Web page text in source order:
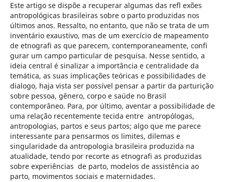
Este artigo se dispõe a recuperar algumas das refl exões
antropológicas brasileiras sobre o parto produzidas nos
últimos anos. Ressalto, no entanto, que não se trata de um
inventário exaustivo, mas de um exercício de mapeamento
de etnografi as que parecem, contemporaneamente, confi
gurar um campo particular de pesquisa. Nesse sentido, a
ideia central é sinalizar a importância e centralidade da
temática, as suas implicações teóricas e possibilidades de
dialogo, haja vista ser possível pensar a partir da parturição
sobre pessoa, gênero, corpo e saúde no Brasil
contemporâneo. Para, por último, aventar a possibilidade de
uma relação recentemente tecida entre antropólogas,
antropologias, partos e seus partos; algo que me parece
interessante para pensarmos os limites, dilemas e
singularidade da antropologia brasileira produzida na
atualidade, tendo por recorte as etnografi as produzidas
sobre experiências de parto, modelos de assistência ao
parto, movimentos sociais e maternidades.